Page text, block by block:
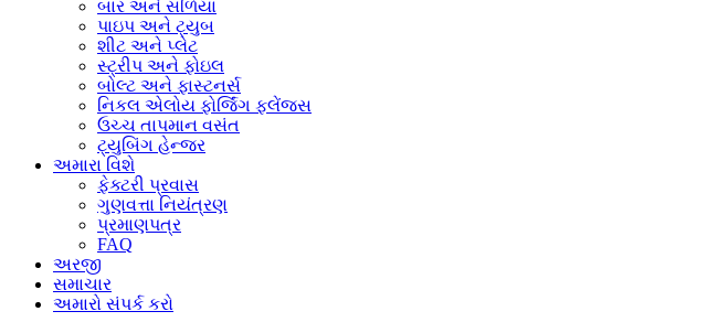
બાર અને સળિયા
પાઇપ અને ટ્યુબ
શીટ અને પ્લેટ
સ્ટ્રીપ અને ફોઇલ
બોલ્ટ અને ફાસ્ટનર્સ
નિકલ એલોય ફોર્જિંગ ફ્લેંજ્સ
ઉચ્ચ તાપમાન વસંત
ટ્યુબિંગ હેન્જર
અમારા વિશે
ફેક્ટરી પ્રવાસ
ગુણવત્તા નિયંત્રણ
પ્રમાણપત્ર
FAQ
અરજી
સમાચાર
અમારો સંપર્ક કરો